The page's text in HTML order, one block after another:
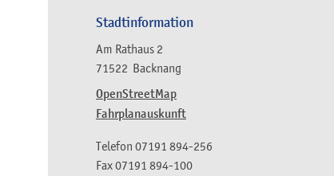
Stadtinformation
Am Rathaus 2
71522 Backnang
OpenStreetMap
Fahrplanauskunft
Telefon 07191 894-256
Fax07191 894-100